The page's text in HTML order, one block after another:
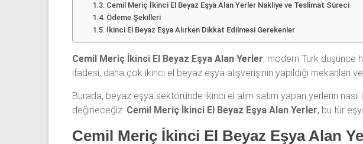
Cemil Meriç İkinci El Beyaz Eşya Alan Yerler Nakliye ve Teslimat Süreci
Ödeme Şekilleri
İkinci El Beyaz Eşya Alırken Dikkat Edilmesi Gerekenler
Cemil Meriç İkinci El Beyaz Eşya Alan Yerler, modern Türk düşünce
ifadesi, daha çok ikinci el beyaz eşya alışverişinin yapıldığı mekanları
Burada, beyaz eşya sektöründe ikinci el alım satım yapan yerlerin
değineceğiz. Cemil Meriç İkinci El Beyaz Eşya Alan Yerler, bu tür
Cemil Meriç İkinci El Beyaz Eşya Alan